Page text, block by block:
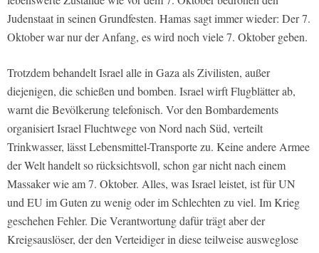
Judenstaat in seinen Grundfesten. Hamas sagt immer wieder: Der 7.
Oktober war nur der Anfang, es wird noch viele 7. Oktober geben.
Trotzdem behandelt Israel alle in Gaza als Zivilisten, außer
diejenigen, die schießen und bomben. Israel wirft Flugblätter ab,
warnt die Bevölkerung telefonisch. Vor den Bombardements
organisiert Israel Fluchtwege von Nord nach Süd, verteilt
Trinkwasser, lässt Lebensmittel-Transporte zu. Keine andere Armee
der Welt handelt so rücksichtsvoll, schon gar nicht nach einem
Massaker wie am 7. Oktober. Alles, was Israel leistet, ist für UN
und EU im Guten zu wenig oder im Schlechten zu viel. Im Krieg
geschehen Fehler. Die Verantwortung dafür trägt aber der
Kreigsauslöser, der den Verteidiger in diese teilweise ausweglose